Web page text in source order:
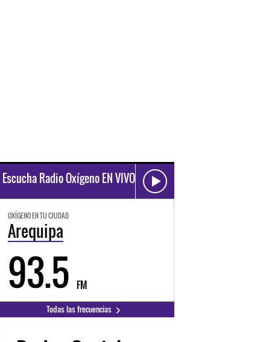
Escucha Radio Oxígeno EN VIVO
OXÍGENO EN TU CIUDAD
Arequipa
93.5 FM
Todas las frecuencias